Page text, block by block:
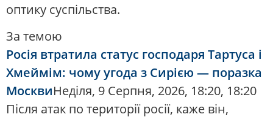
оптику суспільства.
За темою
Росія втратила статус господаря Тартуса і
Хмеймім: чому угода з Сирією — поразка
МосквиНеділя, 9 Серпня, 2026, 18:20, 18:20
Після атак по території росії, каже він,